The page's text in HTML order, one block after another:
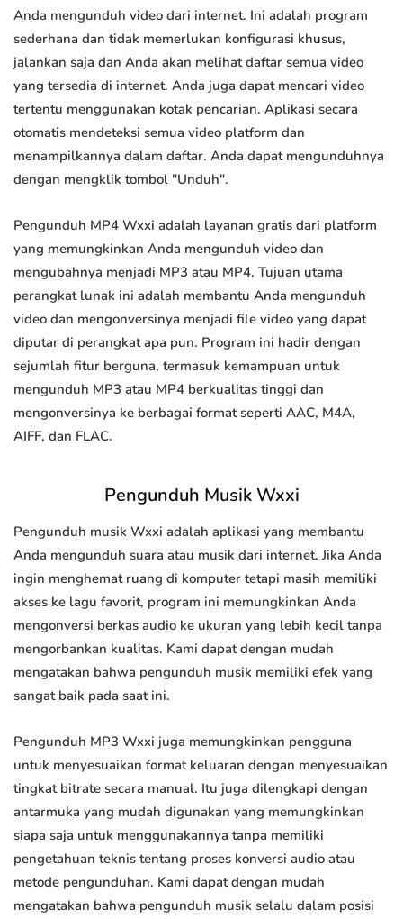
Anda mengunduh video dari internet. Ini adalah program
sederhana dan tidak memerlukan konfigurasi khusus,
jalankan saja dan Anda akan melihat daftar semua video
yang tersedia di internet. Anda juga dapat mencari video
tertentu menggunakan kotak pencarian. Aplikasi secara
otomatis mendeteksi semua video platform dan
menampilkannya dalam daftar. Anda dapat mengunduhnya
dengan mengklik tombol "Unduh".
Pengunduh MP4 Wxxi adalah layanan gratis dari platform
yang memungkinkan Anda mengunduh video dan
mengubahnya menjadi MP3 atau MP4. Tujuan utama
perangkat lunak ini adalah membantu Anda mengunduh
video dan mengonversinya menjadi file video yang dapat
diputar di perangkat apa pun. Program ini hadir dengan
sejumlah fitur berguna, termasuk kemampuan untuk
mengunduh MP3 atau MP4 berkualitas tinggi dan
mengonversinya ke berbagai format seperti AAC, M4A,
AIFF, dan FLAC.
Pengunduh Musik Wxxi
Pengunduh musik Wxxi adalah aplikasi yang membantu
Anda mengunduh suara atau musik dari internet. Jika Anda
ingin menghemat ruang di komputer tetapi masih memiliki
akses ke lagu favorit, program ini memungkinkan Anda
mengonversi berkas audio ke ukuran yang lebih kecil tanpa
mengorbankan kualitas. Kami dapat dengan mudah
mengatakan bahwa pengunduh musik memiliki efek yang
sangat baik pada saat ini.
Pengunduh MP3 Wxxi juga memungkinkan pengguna
untuk menyesuaikan format keluaran dengan menyesuaikan
tingkat bitrate secara manual. Itu juga dilengkapi dengan
antarmuka yang mudah digunakan yang memungkinkan
siapa saja untuk menggunakannya tanpa memiliki
pengetahuan teknis tentang proses konversi audio atau
metode pengunduhan. Kami dapat dengan mudah
mengatakan bahwa pengunduh musik selalu dalam posisi